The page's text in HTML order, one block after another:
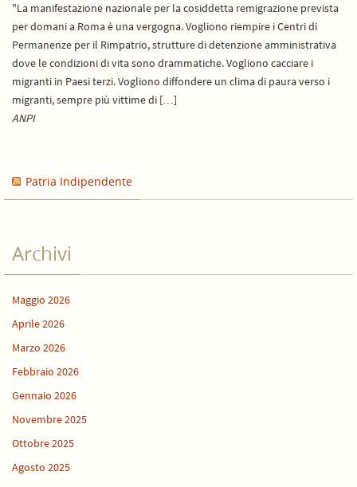
"La manifestazione nazionale per la cosiddetta remigrazione prevista
per domani a Roma è una vergogna. Vogliono riempire i Centri di
Permanenze per il Rimpatrio, strutture di detenzione amministrativa
dove le condizioni di vita sono drammatiche. Vogliono cacciare i
migranti in Paesi terzi. Vogliono diffondere un clima di paura verso i
migranti, sempre più vittime di […]
ANPI
Patria Indipendente
Archivi
Maggio 2026
Aprile 2026
Marzo 2026
Febbraio 2026
Gennaio 2026
Novembre 2025
Ottobre 2025
Agosto 2025